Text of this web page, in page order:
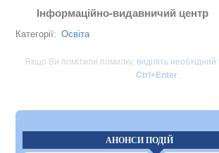
Інформаційно-видавничий центр
Категорії: Освіта
Якщо Ви помітили помилку, виділіть
Ctrl+Enter.
АНОНСИ ПОДІЙ